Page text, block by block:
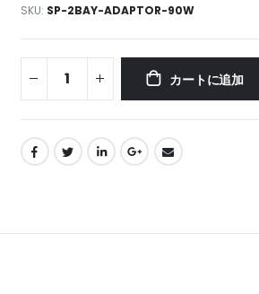
SKU SP-2BAY-ADAPTOR-90W
カートに追加